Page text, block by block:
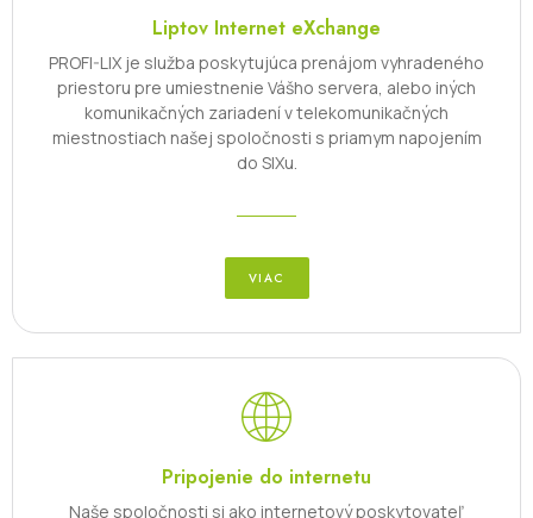
Liptov Internet eXchange
PROFI-LIX je služba poskytujúca prenájom vyhradeného
priestoru pre umiestnenie Vášho servera, alebo iných
komunikačných zariadení v telekomunikačných
miestnostiach našej spoločnosti s priamym napojením
do SIXu.
VIAC
Pripojenie do internetu
Naše spoločnosti si ako internetový poskytovateľ